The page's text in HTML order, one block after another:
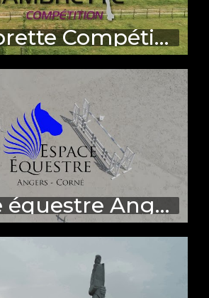
Chambrette Compétition
Espace équestre Angers - Corné